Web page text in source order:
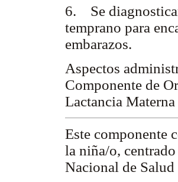
6. Se
temprano para
embarazos.
Aspectos
Componente de
Lactancia
Este componente
la niña/o,
Nacional de